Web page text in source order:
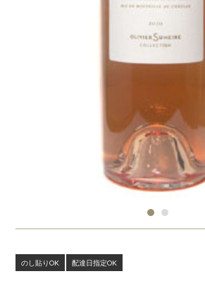
のし貼りOK 配達日指定OK